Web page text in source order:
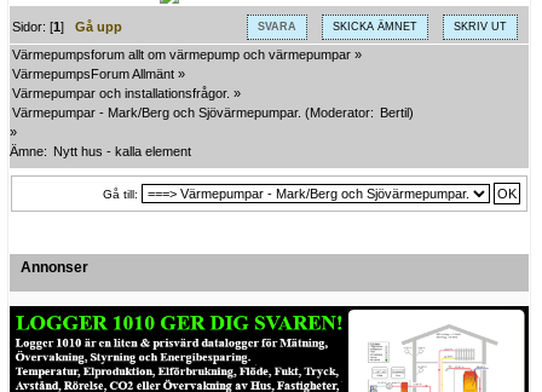
SVARA SKICKA ÄMNET SKRIV UT
Sidor: [1]Gå upp
Värmepumpsforum allt om värmepump och värmepumpar »
VärmepumpsForum Allmänt »
Värmepumpar och installationsfrågor. »
Värmepumpar - Mark/Berg och Sjövärmepumpar. (Moderator: Bertil)
»
Ämne: Nytt hus - kalla element
Gå till:
Annonser